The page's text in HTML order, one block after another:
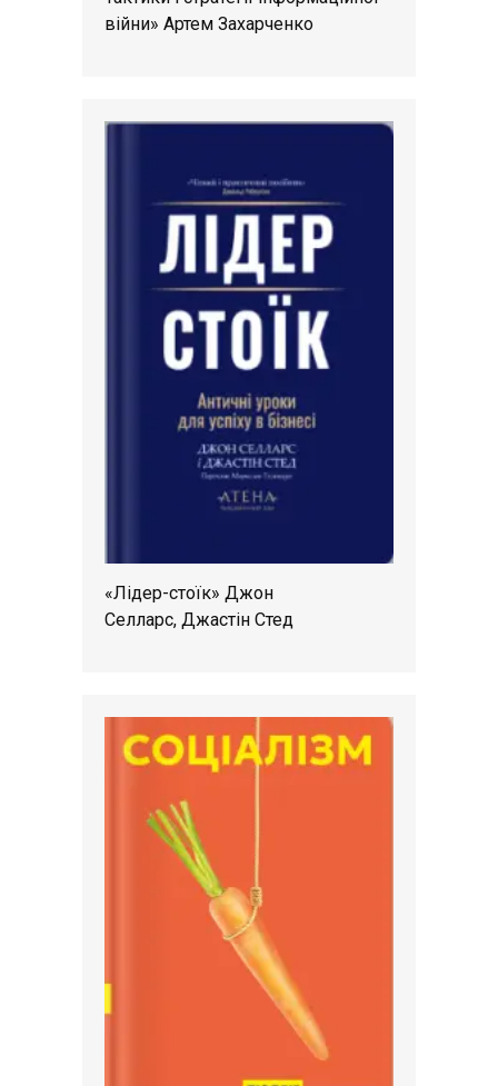
війни» Артем Захарченко
«Лідер-стоїк» Джон
Селларс, Джастін Стед